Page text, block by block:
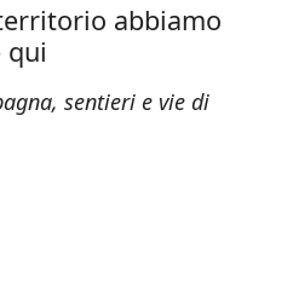
abbiamo
qui
sentieri e vie di